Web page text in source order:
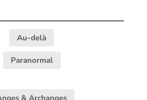
Au-delà
Paranormal
& Archanges